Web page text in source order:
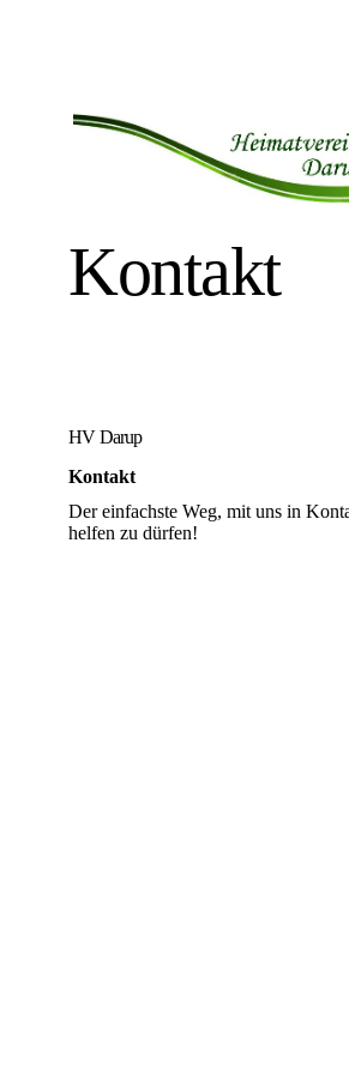
Kontakt
HV Darup
Kontakt
Der einfachste Weg, mit uns in
helfen zu dürfen!